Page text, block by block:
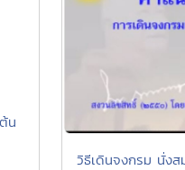
น
วิธีเดินจงกรม นั่งส